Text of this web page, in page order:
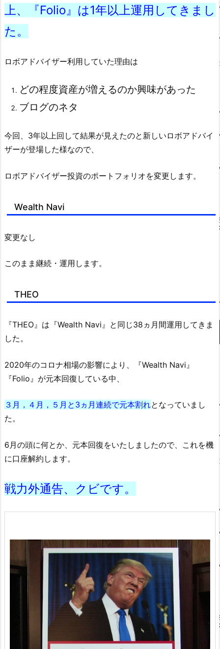
上、『Folio』は1年以上運用してきまし
た。
ロボアドバイザー利用していた理由は
どの程度資産が増えるのか興味があった
ブログのネタ
今回、3年以上回して結果が見えたのと新しいロボアドバイ
ザーが登場した様なので、
ロボアドバイザー投資のポートフォリオを変更します。
Wealth Navi
変更なし
このまま継続・運用します。
THEO
『THEO』は『Wealth Navi』と同じ38ヵ月間運用してきま
した。
2020年のコロナ相場の影響により、『Wealth Navi』
『Folio』が元本回復している中、
３月，４月，５月と3ヵ月連続で元本割れとなっていまし
た。
6月の頭に何とか、元本回復をいたしましたので、これを機
に口座解約します。
戦力外通告、クビです。